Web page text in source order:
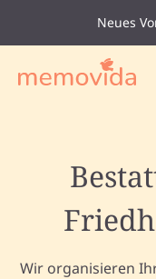
Neues
Wir organisieren